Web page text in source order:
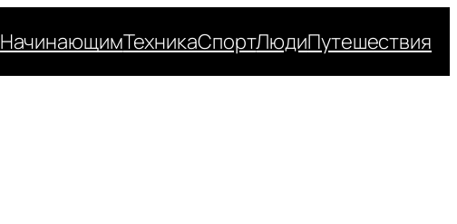
НачинающимТехникаСпортЛюдиПутешествия